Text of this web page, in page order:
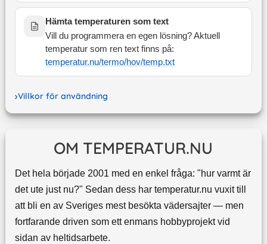
Hämta temperaturen som text
Vill du programmera en egen lösning? Aktuell
temperatur som ren text finns på:
temperatur.nu/termo/hov/temp.txt
Villkor för användning
OM TEMPERATUR.NU
Det hela började 2001 med en enkel fråga: "hur varmt är
det ute just nu?" Sedan dess har temperatur.nu vuxit till
att bli en av Sveriges mest besökta vädersajter — men
fortfarande driven som ett enmans hobbyprojekt vid
sidan av heltidsarbete.